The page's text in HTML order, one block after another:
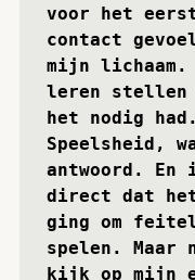
voor het
contact
mijn lichaam.
leren stellen
het nodig had.
Speelsheid,
antwoord. En
direct dat
ging om
spelen. Maar
kijk op mijn